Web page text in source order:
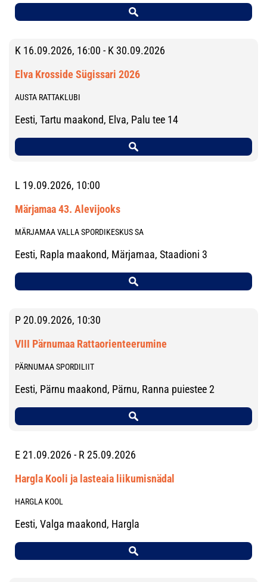
K 16.09.2026, 16:00 - K 30.09.2026
Elva Krosside Sügissari 2026
AUSTA RATTAKLUBI
Eesti, Tartu maakond, Elva, Palu tee 14
L 19.09.2026, 10:00
Märjamaa 43. Alevijooks
MÄRJAMAA VALLA SPORDIKESKUS SA
Eesti, Rapla maakond, Märjamaa, Staadioni 3
P 20.09.2026, 10:30
VIII Pärnumaa Rattaorienteerumine
PÄRNUMAA SPORDILIIT
Eesti, Pärnu maakond, Pärnu, Ranna puiestee 2
E 21.09.2026 - R 25.09.2026
Hargla Kooli ja lasteaia liikumisnädal
HARGLA KOOL
Eesti, Valga maakond, Hargla